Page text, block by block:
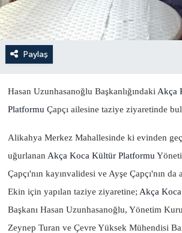
Paylaş
Hasan Uzunhasanoğlu Başkanlığındaki Akça
Platformu Çapçı ailesine taziye ziyaretinde
Alikahya Merkez Mahallesinde ki evinden
uğurlanan Akça Koca Kültür Platformu
Çapçı'nın kayınvalidesi ve Ayşe Çapçı'nın da
Ekin için yapılan taziye ziyaretine; Akça
Başkanı Hasan Uzunhasanoğlu, Yönetim
Zeynep Turan ve Çevre Yüksek Mühendisi
Sanat